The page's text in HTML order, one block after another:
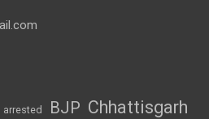
arrested BJP Chhattisgarh